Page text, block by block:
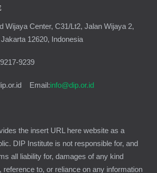
Wijaya Center, C31/Lt2, Jalan Wijaya 2,
12620, Indonesia
9239
Email:info@dip.or.id
the insert URL here website as a
DIP Institute is not responsible for, and
all liability for, damages of any kind
reference to, or reliance on any information